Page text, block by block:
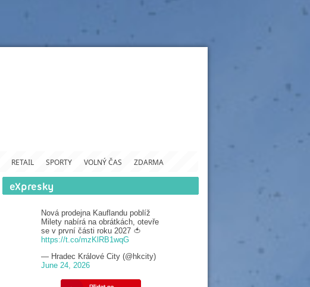
RETAIL SPORTY VOLNÝ ČAS ZDARMA
Nová prodejna Kauflandu poblíž
Milety nabírá na obrátkách, otevře
se v první části roku 2027 🍅
https://t.co/mzKlRB1wqG
— Hradec Králové City (@hkcity)
June 24, 2026